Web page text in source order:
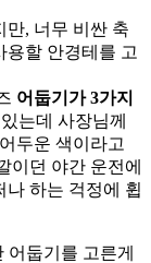
만, 너무 비싼 축
용할 안경테를 고
어둡기가 3가지
는데 사장님께
두운 색이라고
이던 야간 운전에
나 하는 걱정에 휩
어둡기를 고른게